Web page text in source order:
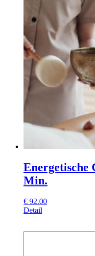
Energetische
Min.
€ 92.00
Detail